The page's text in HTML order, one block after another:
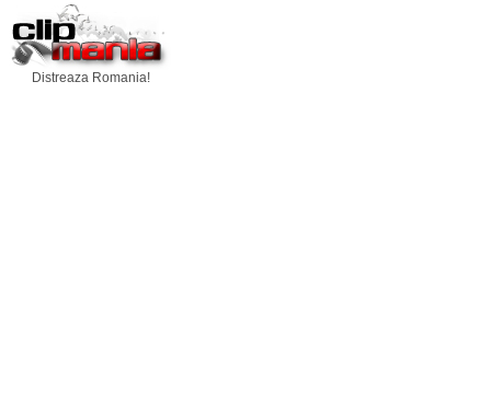
Distreaza Romania!